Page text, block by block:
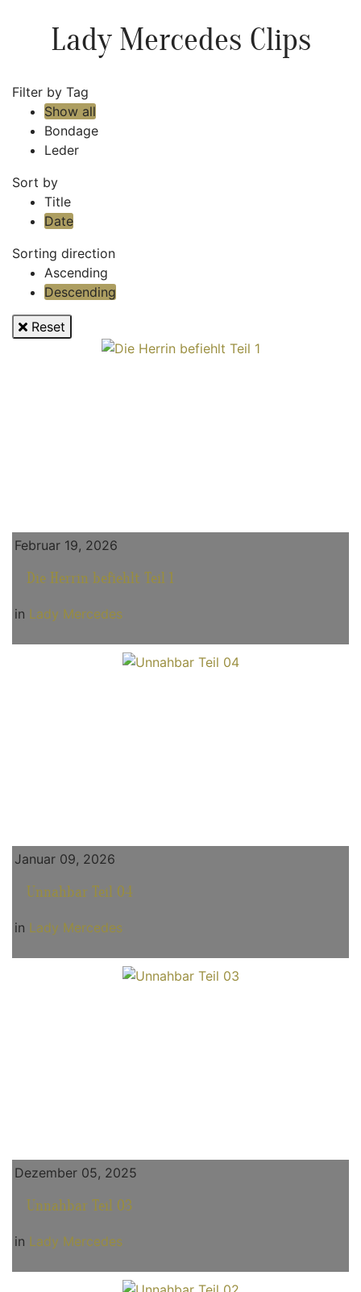
Lady Mercedes Clips
Filter by Tag
Show all
Bondage
Leder
Sort by
Title
Date
Sorting direction
Ascending
Descending
Reset
Februar 19, 2026
Die Herrin befiehlt Teil 1
in Lady Mercedes
Januar 09, 2026
Unnahbar Teil 04
in Lady Mercedes
Dezember 05, 2025
Unnahbar Teil 03
in Lady Mercedes